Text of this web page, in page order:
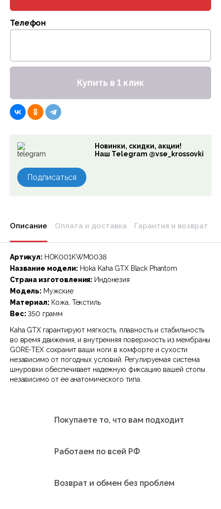
Телефон
Купить в 1 клик
Новинки, скидки, акции!
Наш Telegram @vse_krossovki
Подписаться
Описание Оплата и доставка Гарантия и возврат
Артикул:HOK001KWM0038
Название модели:Hoka Kaha GTX Black Phantom
Страна изготовления: Индонезия
Модель: Мужские
Материал:Кожа, Текстиль
Вес:350 грамм
Kaha GTX гарантируют мягкость, плавность и стабильность
во время движения, и внутренняя поверхность из мембраны
GORE-TEX сохранит ваши ноги в комфорте и сухости
независимо от погодных условий. Регулируемая система
шнуровки обеспечивает надежную фиксацию вашей стопы
независимо от ее анатомического типа.
Покупаете то, что вам подходит
Работаем по всей РФ
Возврат и обмен без проблем